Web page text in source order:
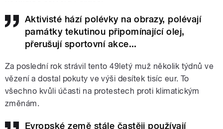
Aktivisté hází polévky na obrazy, polévají
památky tekutinou připomínající olej,
přerušují sportovní akce...
Za poslední rok strávil tento 49letý muž několik týdnů ve
vězení a dostal pokuty ve výši desítek tisíc eur. To
všechno kvůli účasti na protestech proti klimatickým
změnám.
Evropské země stále častěji používají